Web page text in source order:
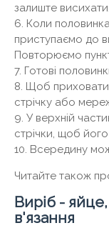
залиште висихати.
6. Коли половинка
приступаємо до
Повторюємо
7. Готові
8. Щоб приховати
стрічку або
9. У верхній
стрічки, щоб
10. Всередину
Читайте також
Виріб -
в'язання